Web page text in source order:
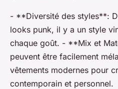
- **Diversité des styles**:
looks punk, il y a un style
chaque goût. - **Mix et
peuvent être facilement
vêtements modernes pour
contemporain et personnel.